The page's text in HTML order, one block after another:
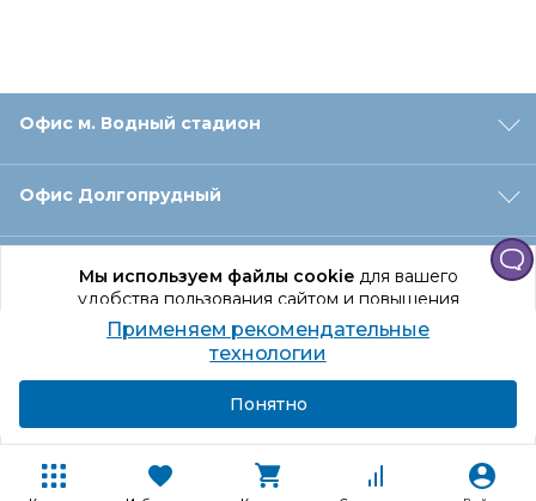
Мы используем файлы cookieдля вашего
удобства пользования сайтом и повышения
качества рекомендаций.
Продолжая использование сайта, вы даете
согласие на обработку персональных данных
Офис м. Водный стадион
Офис Долгопрудный
Офис Санкт‑Петербург
Оформление заказа
Покупателям
Применяем рекомендательные
технологии
Понятно